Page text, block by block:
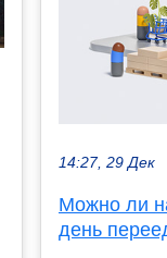
14:27, 29 Дек
Можно ли
день